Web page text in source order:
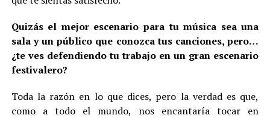
Quizás el mejor escenario para tu música sea una
sala y un público que conozca tus canciones, pero…
¿te ves defendiendo tu trabajo en un gran escenario
festivalero?
Toda la razón en lo que dices, pero la verdad es que,
como a todo el mundo, nos encantaría tocar en